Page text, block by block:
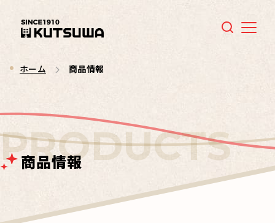
Menu
ホーム 商品情報
商品情報